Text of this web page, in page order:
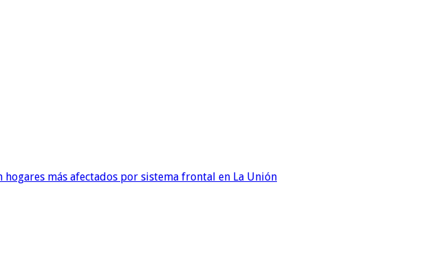
más afectados por sistema frontal en La Unión